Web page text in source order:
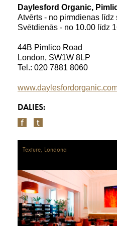
Daylesford Organic,
Atvērts - no pirmdienas
Svētdienās - no 10.00 līdz
44B Pimlico Road
London, SW1W 8LP
Tel.: 020 7881 8060
DALIES:
Texture, Londona